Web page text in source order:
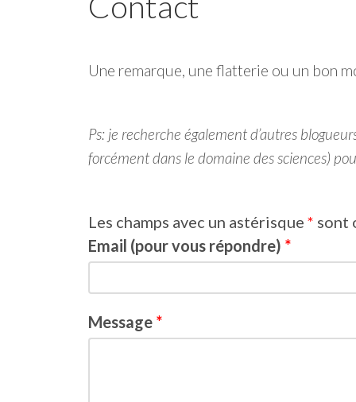
Une remarque, une flatterie ou un bon
Ps: je recherche également d’autres
forcément dans le domaine des sciences)
Les champs avec un astérisque * sont
Email (pour vous répondre) *
Message *